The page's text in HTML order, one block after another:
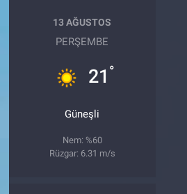
13 AĞUSTOS
PERŞEMBE
21 °
Güneşli
Nem: %60
Rüzgar: 6.31 m/s